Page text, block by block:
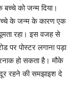
बच्चे को जन्म दिया।
के जन्म के कारण एक
रहा। इस वजह से
पर पोस्टर लगाना पड़ा
हो सकता है। मौके
दूर रहने की समझाइश दे